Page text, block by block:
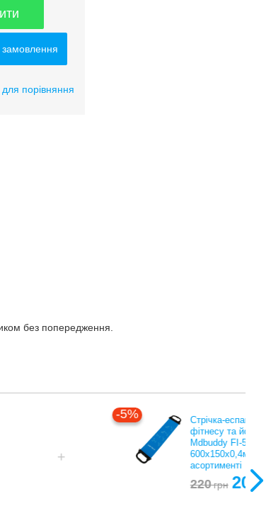
порівняння
без попередження.
Стрічка-еспандер еластична для
600x150x0,4мм кольори в